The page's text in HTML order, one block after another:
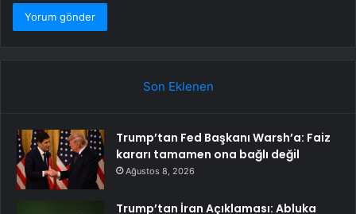
Son Eklenen
Trump’tan Fed Başkanı Warsh’a: Faiz
kararı tamamen ona bağlı değil
Ağustos 8, 2026
Trump’tan İran Açıklaması: Abluka